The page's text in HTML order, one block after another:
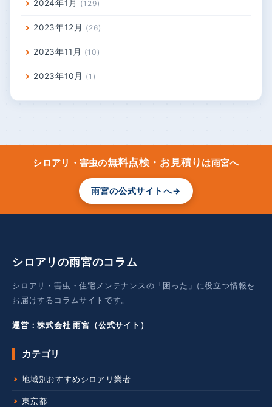
2024年1月 129
2023年12月 26
2023年11月 10
2023年10月 1
シロアリ・害虫の無料点検・お見積り は雨宮へ
雨宮の公式サイトへ→
シロアリの雨宮のコラム
シロアリ・害虫・住宅メンテナンスの「困った」に役立つ情報を
お届けするコラムサイトです。
運営：株式会社 雨宮（公式サイト）
カテゴリ
地域別おすすめシロアリ業者
東京都